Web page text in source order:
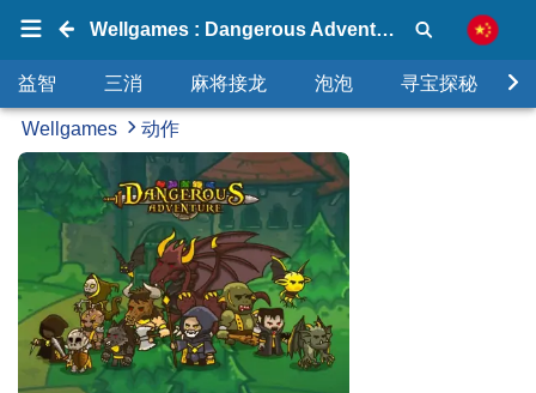
Wellgames : Dangerous Adventure
益智 三消 麻将接龙 泡泡 寻宝探秘
Wellgames 动作